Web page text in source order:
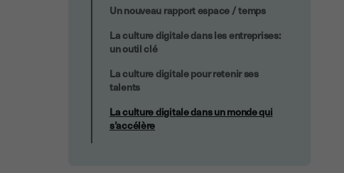
Un nouveau rapport espace / temps
La culture digitale dans les entreprises:
un outil clé
La culture digitale pour retenir ses
talents
La culture digitale dans un monde qui
s’accélère